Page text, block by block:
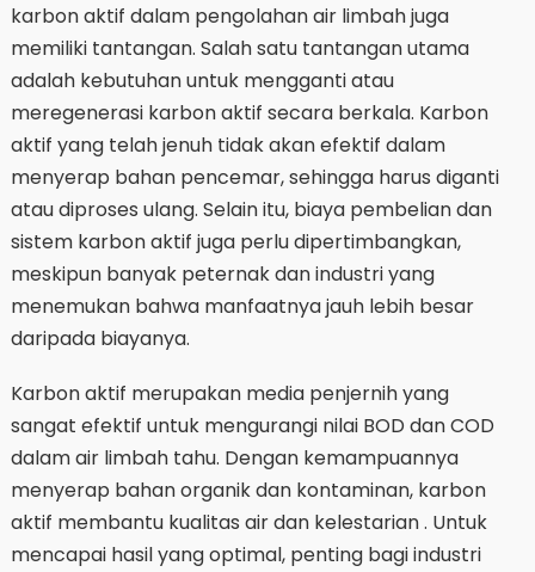
karbon aktif dalam pengolahan air limbah juga
memiliki tantangan. Salah satu tantangan utama
adalah kebutuhan untuk mengganti atau
meregenerasi karbon aktif secara berkala. Karbon
aktif yang telah jenuh tidak akan efektif dalam
menyerap bahan pencemar, sehingga harus diganti
atau diproses ulang. Selain itu, biaya pembelian dan
sistem karbon aktif juga perlu dipertimbangkan,
meskipun banyak peternak dan industri yang
menemukan bahwa manfaatnya jauh lebih besar
daripada biayanya.
Karbon aktif merupakan media penjernih yang
sangat efektif untuk mengurangi nilai BOD dan COD
dalam air limbah tahu. Dengan kemampuannya
menyerap bahan organik dan kontaminan, karbon
aktif membantu kualitas air dan kelestarian . Untuk
mencapai hasil yang optimal, penting bagi industri